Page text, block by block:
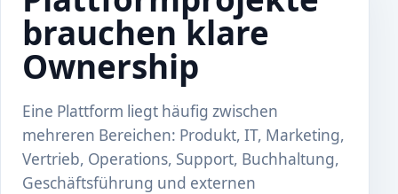
brauchen klare
Ownership
Eine Plattform liegt häufig zwischen
mehreren Bereichen: Produkt, IT, Marketing,
Vertrieb, Operations, Support, Buchhaltung,
Geschäftsführung und externen